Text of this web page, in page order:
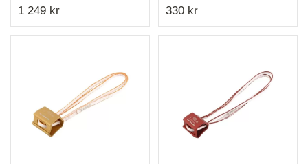
1 249 kr 330 kr